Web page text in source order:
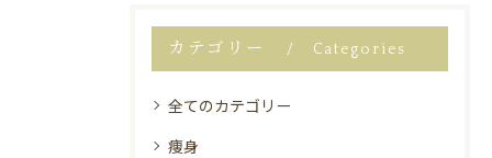
カテゴリー Categories
全てのカテゴリー
痩身